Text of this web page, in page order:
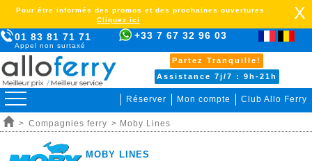
01 83 81 71 71
Appel non surtaxé
+33 7 67 32 96 03
Partez Tranquille!
Assistance 7j/7 : 9h-21h
Réserver Mon compte Club Allo Ferry
Pour être informés des promos et des prochaines ouvertures
Cliquez ici
X
> Compagnies ferry > Moby Lines
MOBY LINES